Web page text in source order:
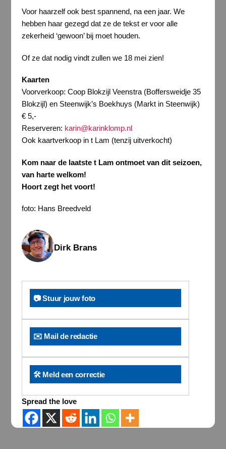
Voor haarzelf ook best spannend, na een jaar. We
hebben haar gezegd dat ze de tekst er voor alle
zekerheid ‘gewoon’ bij moet houden.
Of ze dat nodig vindt zullen we 18 mei zien!
Kaarten
Voorverkoop: Coop Blokzijl Veenstra (Boffersweidje 35
Blokzijl) en Steenwijk’s Boekhuys (Markt in Steenwijk)
€ 5,-
Reserveren: karin@karinklomp.nl
Ook kaartverkoop in t Lam (tenzij uitverkocht)
Kom naar de laatste t Lam ontmoet van dit seizoen,
van harte welkom!
Hoort zegt het voort!
foto: Hans Breedveld
Dirk Brans
📷 Stuur jouw foto
✉️ Mail de redactie
🛠️ Meld een correctie
Spread the love